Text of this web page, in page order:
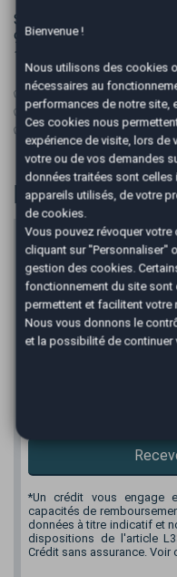
Samedi
9h00 – 12h00
14h00 – 17h00
✅ Véhicule visible
✅ Sous réserve
✅ Véhicule sélectionné
Financer
Prix du véhicule
Apport en €
Durée
*Un crédit vous engage
capacités de
données à titre indicatif et
dispositions de l'article
Crédit sans assurance. Voir
Bienvenue !
Nous utilisons des cookies
nécessaires au
performances de notre site,
Ces cookies nous
expérience de visite, lors de
votre ou de vos demandes
données traitées sont
appareils utilisés, de votre
de cookies.
Vous pouvez révoquer
cliquant sur "Personnaliser"
gestion des cookies.
fonctionnement du site sont
permettent et facilitent votre
Nous vous donnons le
et la possibilité de continuer